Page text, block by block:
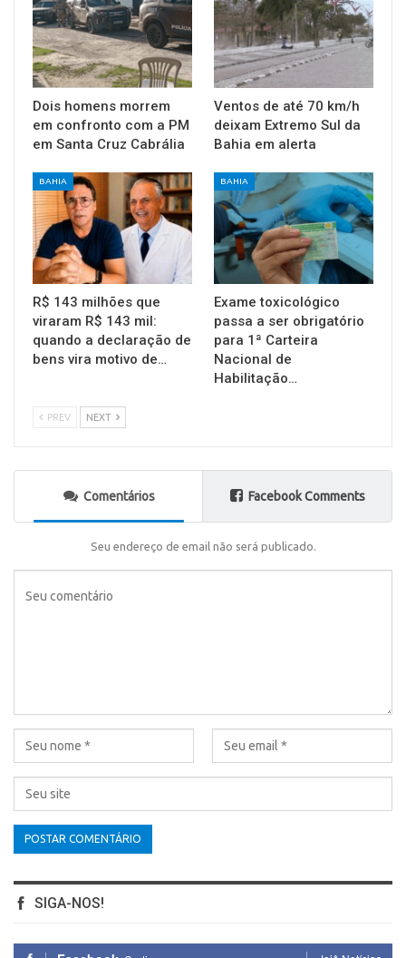
Dois homens morrem
em confronto com a PM
em Santa Cruz Cabrália
Ventos de até 70 km/h
deixam Extremo Sul da
Bahia em alerta
BAHIA
R$ 143 milhões que
viraram R$ 143 mil:
quando a declaração de
bens vira motivo de…
BAHIA
Exame toxicológico
passa a ser obrigatório
para 1ª Carteira
Nacional de
Habilitação…
PREV NEXT
Comentários Facebook Comments
Seu endereço de email não será publicado.
SIGA-NOS!